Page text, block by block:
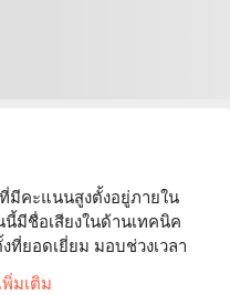
มีคะแนนสูงตั้งอยู่ภายใน
นี้มีชื่อเสียงในด้านเทคนิค
ยอดเยี่ยม มอบช่วงเวลา
า
มเติม